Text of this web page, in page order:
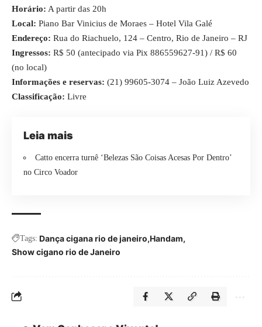
Horário: A partir das 20h
Local: Piano Bar Vinicius de Moraes – Hotel Vila Galé
Endereço: Rua do Riachuelo, 124 – Centro, Rio de Janeiro – RJ
Ingressos: R$ 50 (antecipado via Pix 886559627-91) / R$ 60
(no local)
Informações e reservas: (21) 99605-3074 – João Luiz Azevedo
Classificação: Livre
Leia mais
Catto encerra turnê ‘Belezas São Coisas Acesas Por Dentro’
no Circo Voador
Tags: Dança cigana rio de janeiro Handam
Show cigano rio de Janeiro